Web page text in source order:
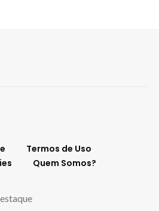
Termos de Uso
Quem Somos?